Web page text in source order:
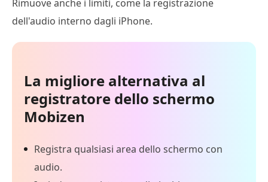
Rimuove anche i limiti, come la registrazione
dell'audio interno dagli iPhone.
La migliore alternativa al
registratore dello schermo
Mobizen
Registra qualsiasi area dello schermo con
audio.